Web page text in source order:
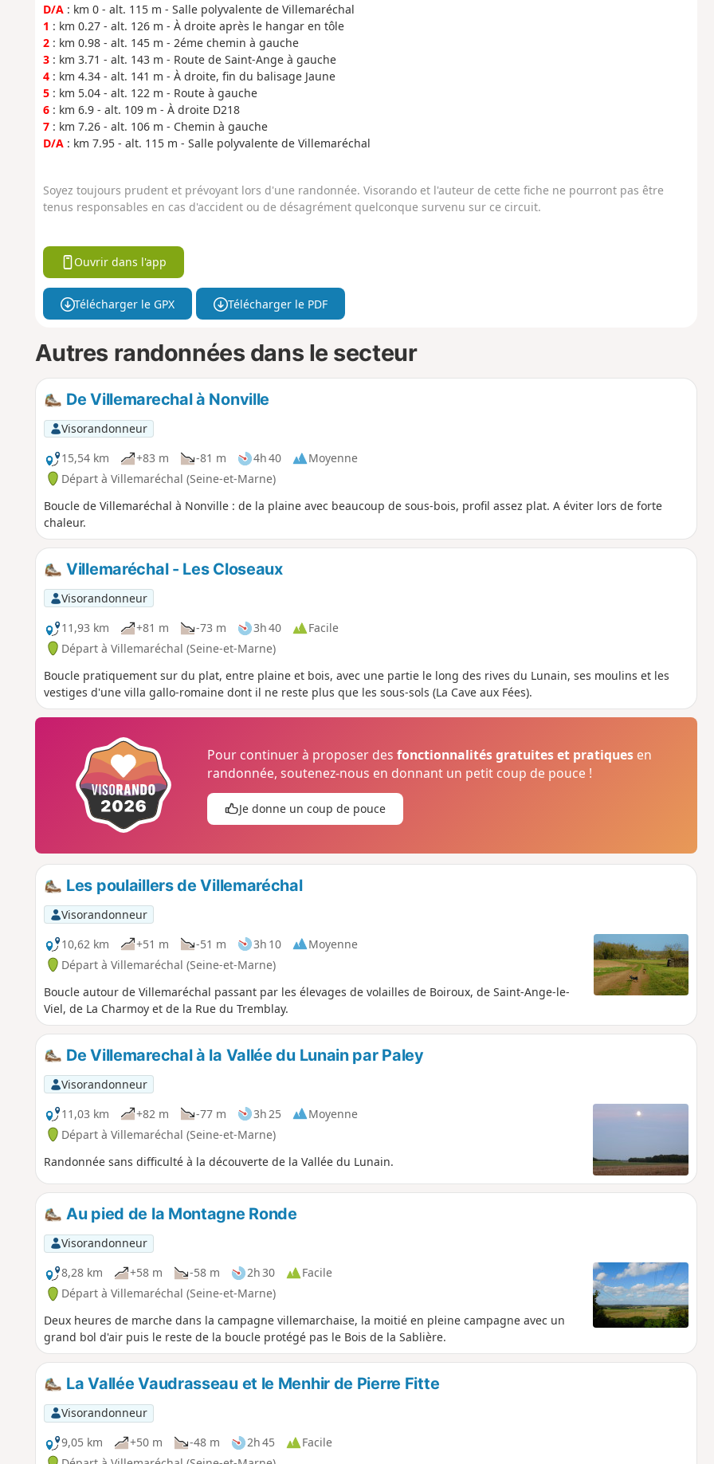
D/A: km 0 - alt. 115 m - Salle polyvalente de Villemaréchal
1 : km 0.27 - alt. 126 m - À droite après le hangar en tôle
2: km 0.98 - alt. 145 m - 2éme chemin à gauche
3: km 3.71 - alt. 143 m - Route de Saint-Ange à gauche
4: km 4.34 - alt. 141 m - À droite, fin du balisage Jaune
5: km 5.04 - alt. 122 m - Route à gauche
6: km 6.9 - alt. 109 m - À droite D218
7: km 7.26 - alt. 106 m - Chemin à gauche
D/A: km 7.95 - alt. 115 m - Salle polyvalente de Villemaréchal
Soyez toujours prudent et prévoyant lors d'une randonnée. Visorando et l'auteur de cette fiche ne pourront pas être
tenus responsables en cas d'accident ou de désagrément quelconque survenu sur ce circuit.
Ouvrir dans l'app
Télécharger le GPX Télécharger le PDF
Autres randonnées dans le secteur
De Villemarechal à Nonville
Visorandonneur
15,54 km
+83 m -81 m 4h 40
Moyenne
Départ à Villemaréchal (Seine-et-Marne)
Boucle de Villemaréchal à Nonville : de la plaine avec beaucoup de sous-bois, profil assez plat. A éviter lors de forte
chaleur.
Villemaréchal - Les Closeaux
Visorandonneur
11,93 km
+81 m -73 m 3h 40
Facile
Départ à Villemaréchal (Seine-et-Marne)
Boucle pratiquement sur du plat, entre plaine et bois, avec une partie le long des rives du Lunain, ses moulins et les
vestiges d'une villa gallo-romaine dont il ne reste plus que les sous-sols (La Cave aux Fées).
Pour continuer à proposer desfonctionnalités gratuites et pratiques en
randonnée, soutenez-nous en donnant un petit coup de pouce !
Je donne un coup de pouce
Les poulaillers de Villemaréchal
Visorandonneur
10,62 km
+51 m -51 m 3h 10
Moyenne
Départ à Villemaréchal (Seine-et-Marne)
Boucle autour de Villemaréchal passant par les élevages de volailles de Boiroux, de Saint-Ange-le-
Viel, de La Charmoy et de la Rue du Tremblay.
De Villemarechal à la Vallée du Lunain par Paley
Visorandonneur
11,03 km
+82 m -77 m 3h 25
Moyenne
Départ à Villemaréchal (Seine-et-Marne)
Randonnée sans difficulté à la découverte de la Vallée du Lunain.
Au pied de la Montagne Ronde
Visorandonneur
8,28 km
+58 m -58 m 2h 30
Facile
Départ à Villemaréchal (Seine-et-Marne)
Deux heures de marche dans la campagne villemarchaise, la moitié en pleine campagne avec un
grand bol d'air puis le reste de la boucle protégé pas le Bois de la Sablière.
La Vallée Vaudrasseau et le Menhir de Pierre Fitte
Visorandonneur
9,05 km
+50 m -48 m 2h 45
Facile